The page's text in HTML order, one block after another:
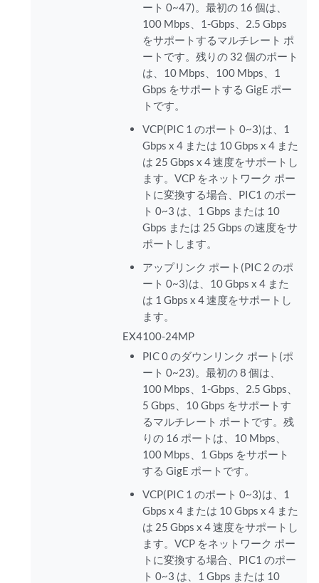
ート 0~47)。最初の 16 個は、
100 Mbps、1-Gbps、2.5 Gbps
をサポートするマルチレート ポ
ートです。残りの 32 個のポート
は、10 Mbps、100 Mbps、1
Gbps をサポートする GigE ポー
トです。
VCP(PIC 1 のポート 0~3)は、1
Gbps x 4 または 10 Gbps x 4 また
は 25 Gbps x 4 速度をサポートし
ます。VCP をネットワーク ポー
トに変換する場合、PIC1 のポー
ト 0~3 は、1 Gbps または 10
Gbps または 25 Gbps の速度をサ
ポートします。
アップリンク ポート(PIC 2 のポ
ート 0~3)は、10 Gbps x 4 また
は 1 Gbps x 4 速度をサポートし
ます。
EX4100-24MP
PIC 0 のダウンリンク ポート(ポ
ート 0~23)。最初の 8 個は、
100 Mbps、1-Gbps、2.5 Gbps、
5 Gbps、10 Gbps をサポートす
るマルチレート ポートです。残
りの 16 ポートは、10 Mbps、
100 Mbps、1 Gbps をサポート
する GigE ポートです。
VCP(PIC 1 のポート 0~3)は、1
Gbps x 4 または 10 Gbps x 4 また
は 25 Gbps x 4 速度をサポートし
ます。VCP をネットワーク ポー
トに変換する場合、PIC1 のポー
ト 0~3 は、1 Gbps または 10